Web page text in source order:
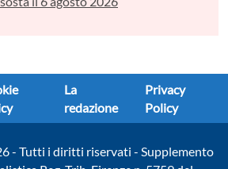
La
redazione
Privacy
Policy
- Tutti i diritti riservati - Supplemento